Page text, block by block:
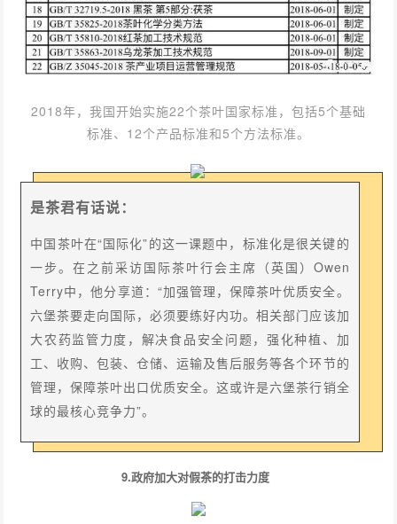
2018年，我国开始实施22个茶叶国家标准，包括5个基础
标准、12个产品标准和5个方法标准。
是茶君有话说：
中国茶叶在“国际化”的这一课题中，标准化是很关键的
一步。在之前采访国际茶叶行会主席（英国）Owen
Terry中，他分享道：“加强管理，保障茶叶优质安全。
六堡茶要走向国际，必须要练好内功。相关部门应该加
大农药监管力度，解决食品安全问题，强化种植、加
工、收购、包装、仓储、运输及售后服务等各个环节的
管理，保障茶叶出口优质安全。这或许是六堡茶行销全
球的最核心竞争力”。
9.政府加大对假茶的打击力度